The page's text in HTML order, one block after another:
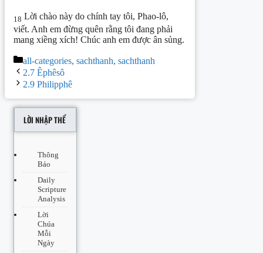
18 Lời chào này do chính tay tôi, Phao-lô,
viết. Anh em đừng quên rằng tôi đang phải
mang xiềng xích! Chúc anh em được ân sủng.
Categories
all-categories, sachthanh, sachthanh
Post
navigation
2.7 Êphêsô
2.9 Philipphê
LỜI NHẬP THỂ
Thông
Báo
Daily
Scripture
Analysis
Lời
Chúa
Mỗi
Ngày